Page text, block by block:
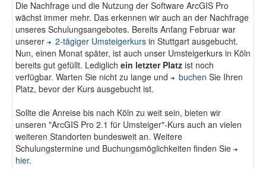
Fotodokumentation
alta4 im Überblick
Die Nachfrage und die Nutzung der Software ArcGIS Pro
wächst immer mehr. Das erkennen wir auch an der Nachfrage
unseres Schulungsangebotes. Bereits Anfang Februar war
unserer
2-tägiger Umsteigerkurs in Stuttgart ausgebucht.
Nun, einen Monat später, ist auch unser Umsteigerkurs in Köln
bereits gut gefüllt. Lediglich ein letzter Platz ist noch
verfügbar. Warten Sie nicht zu lange und
buchen Sie Ihren
Platz, bevor der Kurs ausgebucht ist.
Sollte die Anreise bis nach Köln zu weit sein, bieten wir
unseren "ArcGIS Pro 2.1 für Umsteiger"-Kurs auch an vielen
weiteren Standorten bundesweit an. Weitere
Schulungstermine und Buchungsmöglichkeiten finden Sie
hier.